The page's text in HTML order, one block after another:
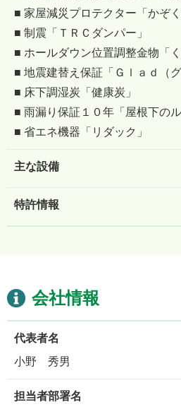
■ 家屋減災プロテクター「かぞく
■ 制震「ＴＲＣダンパー」
■ ホールダウン位置調整金物「く
■ 地震建替え保証「Ｇｌａｄ（グ
■ 床下調湿炭「健康炭」
■ 雨漏り保証１０年「屋根下のル
■ 省エネ機器「リダック」
主な設備
特許情報
会社情報
代表者名
小野 秀男
担当者部署名